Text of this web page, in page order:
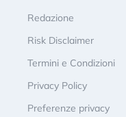
Redazione
Risk Disclaimer
Termini e Condizioni
Privacy Policy
Preferenze privacy